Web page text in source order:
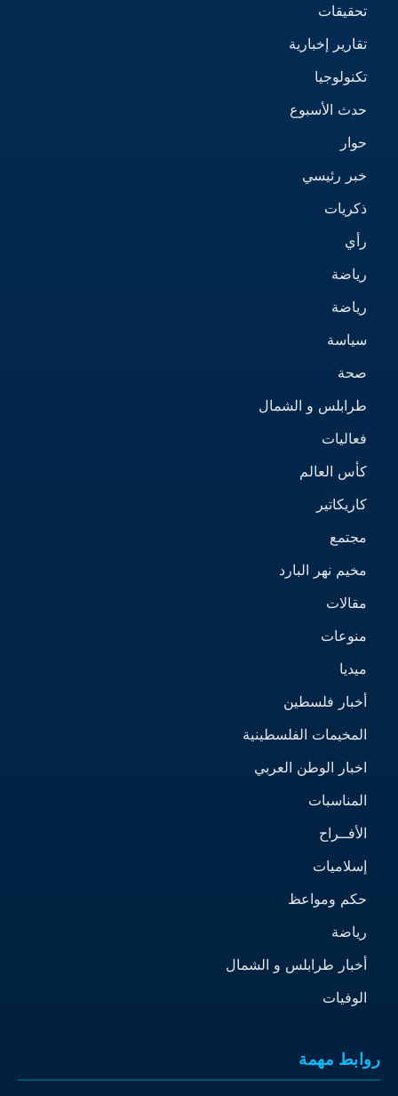
تحقيقات
تقارير إخبارية
تكنولوجيا
حدث الأسبوع
حوار
خبر رئيسي
ذكريات
رأي
رياضة
رياضة
سياسة
صحة
طرابلس و الشمال
فعاليات
كأس العالم
كاريكاتير
مجتمع
مخيم نهر البارد
مقالات
منوعات
ميديا
أخبار فلسطين
المخيمات الفلسطينية
اخبار الوطن العربي
المناسبات
الأفــراح
إسلاميات
حكم ومواعظ
رياضة
أخبار طرابلس و الشمال
الوفيات
روابط مهمة